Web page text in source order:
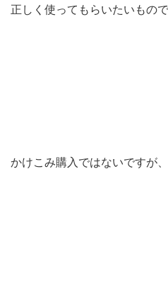
正しく使ってもらいたいもので
かけこみ購入ではないですが、